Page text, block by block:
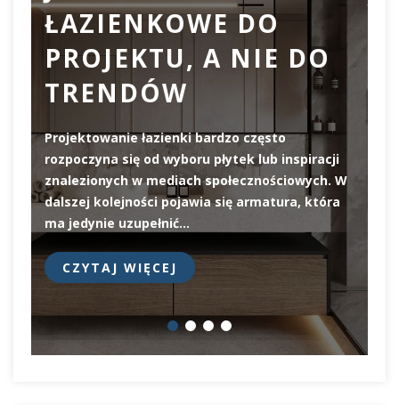
ŁAZIENKOWE DO
PROJEKTU, A NIE DO
TRENDÓW
Projektowanie łazienki bardzo często
rozpoczyna się od wyboru płytek lub inspiracji
znalezionych w mediach społecznościowych. W
dalszej kolejności pojawia się armatura, która
ma jedynie uzupełnić…
CZYTAJ WIĘCEJ